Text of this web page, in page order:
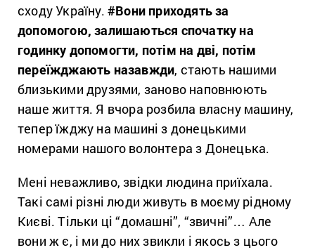
сходу Україну. #Вони приходять за
допомогою, залишаються спочатку на
годинку допомогти, потім на дві, потім
переїжджають назавжди, стають нашими
близькими друзями, заново наповнюють
наше життя. Я вчора розбила власну машину,
тепер їжджу на машині з донецькими
номерами нашого волонтера з Донецька.
Мені неважливо, звідки людина приїхала.
Такі самі різні люди живуть в моєму рідному
Києві. Тільки ці “домашні”, “звичні”… Але
вони ж є, і ми до них звикли і якось з цього